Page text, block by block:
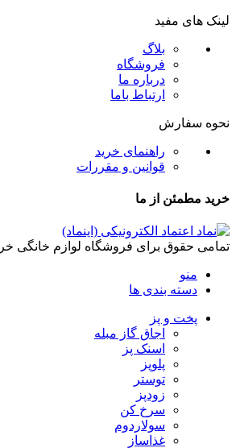
لینک های مفید
بلاگ
فروشگاه
درباره ما
ارتباط باما
نحوه سفارش
راهنمای خرید
قوانین و مقررات
خرید مطمئن از ما
تمامی حقوق برای فروشگاه لوازم خانگی
منو
دسته بندی ها
پخت و پز
اجاق گاز مبله
اسنک پز
پلوپز
توستر
زودپز
سرخ کن
سولاردوم
غذاساز